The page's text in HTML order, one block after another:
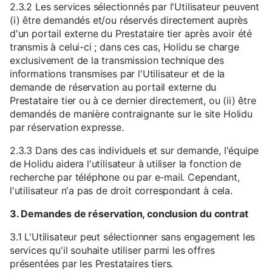
2.3.2 Les services sélectionnés par l'Utilisateur peuvent
(i) être demandés et/ou réservés directement auprès
d'un portail externe du Prestataire tier après avoir été
transmis à celui-ci ; dans ces cas, Holidu se charge
exclusivement de la transmission technique des
informations transmises par l'Utilisateur et de la
demande de réservation au portail externe du
Prestataire tier ou à ce dernier directement, ou (ii) être
demandés de manière contraignante sur le site Holidu
par réservation expresse.
2.3.3 Dans des cas individuels et sur demande, l'équipe
de Holidu aidera l'utilisateur à utiliser la fonction de
recherche par téléphone ou par e-mail. Cependant,
l'utilisateur n'a pas de droit correspondant à cela.
3. Demandes de réservation, conclusion du contrat
3.1 L'Utilisateur peut sélectionner sans engagement les
services qu'il souhaite utiliser parmi les offres
présentées par les Prestataires tiers.